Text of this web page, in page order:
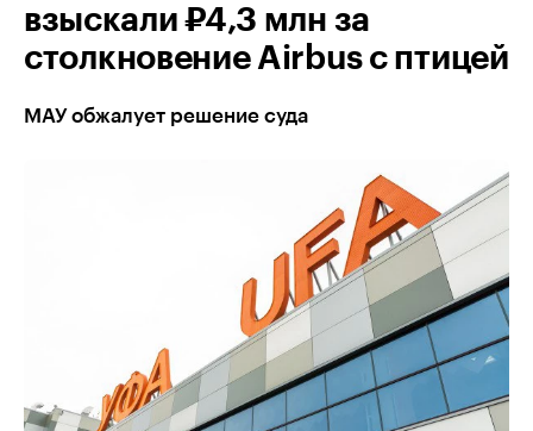
взыскали ₽4,3 млн за
столкновение Airbus с птицей
МАУ обжалует решение суда